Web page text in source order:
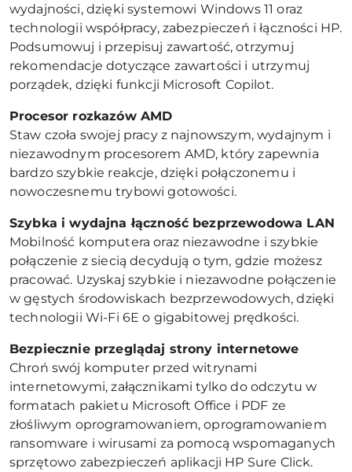
wydajności, dzięki systemowi Windows 11 oraz
technologii współpracy, zabezpieczeń i łączności HP.
Podsumowuj i przepisuj zawartość, otrzymuj
rekomendacje dotyczące zawartości i utrzymuj
porządek, dzięki funkcji Microsoft Copilot.
Procesor rozkazów AMD
Staw czoła swojej pracy z najnowszym, wydajnym i
niezawodnym procesorem AMD, który zapewnia
bardzo szybkie reakcje, dzięki połączonemu i
nowoczesnemu trybowi gotowości.
Szybka i wydajna łączność bezprzewodowa LAN
Mobilność komputera oraz niezawodne i szybkie
połączenie z siecią decydują o tym, gdzie możesz
pracować. Uzyskaj szybkie i niezawodne połączenie
w gęstych środowiskach bezprzewodowych, dzięki
technologii Wi-Fi 6E o gigabitowej prędkości.
Bezpiecznie przeglądaj strony internetowe
Chroń swój komputer przed witrynami
internetowymi, załącznikami tylko do odczytu w
formatach pakietu Microsoft Office i PDF ze
złośliwym oprogramowaniem, oprogramowaniem
ransomware i wirusami za pomocą wspomaganych
sprzętowo zabezpieczeń aplikacji HP Sure Click.